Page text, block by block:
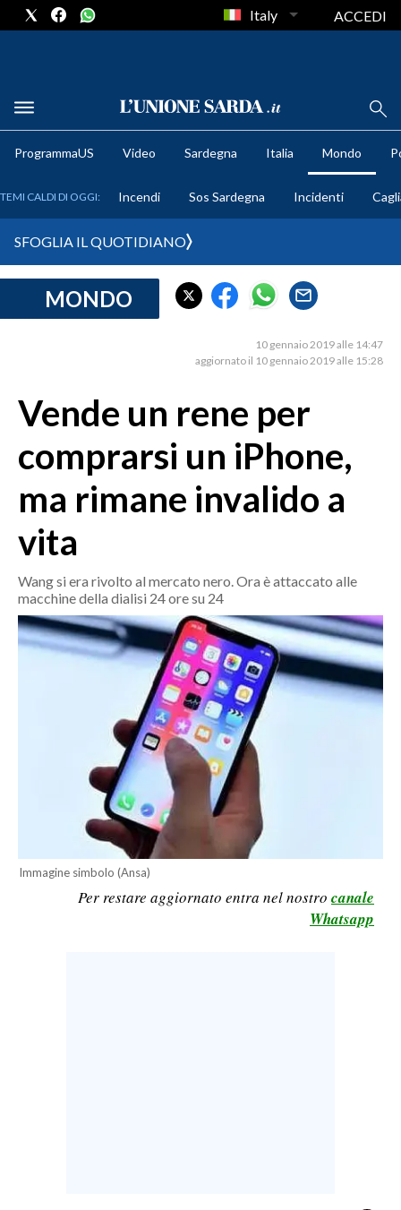
METEO
CRONACA SARDEGNA
MEDIO CAMPIDANO
SASSARI E PROVINCIA
NUORO E PROVINCIA
OGLIASTRA
CRONACA
ITALIA
SERVIZI ALLE IMPRESE
SPORT IN SARDEGNA
Italy ACCEDI
ProgrammaUS Video Sardegna Italia Mondo
TEMI CALDI DI OGGI: Incendi Sos Sardegna Incidenti
SFOGLIA IL QUOTIDIANO
MONDO
10 gennaio 2019 alle 14:47
aggiornato il 10 gennaio 2019 alle 15:28
Vende un rene per
comprarsi un iPhone,
ma rimane invalido a
vita
Wang si era rivolto al mercato nero. Ora è attaccato alle
macchine della dialisi 24 ore su 24
Immagine simbolo (Ansa)
Per restare aggiornato entra nel nostro canale
Whatsapp